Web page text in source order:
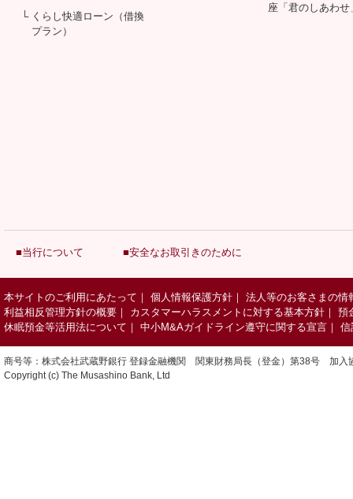
└ くらし快適ローン（借換
プラン）
座「君のしあわせ
■当行について ■安全なお取引きのために
本サイトのご利用にあたって ｜ 個人情報保護方針 ｜
法人等のお客さまの情
利益相反管理方針の概要 ｜ カスタマーハラスメントに対する基本方針 ｜
預
休眠預金等活用法について ｜ 中小M&Aガイドライン遵守に関する宣言 ｜ 信
商号等：株式会社武蔵野銀行 登録金融機関 関東財務局長（登金）第38号 加入
Copyright (c) The Musashino Bank, Ltd